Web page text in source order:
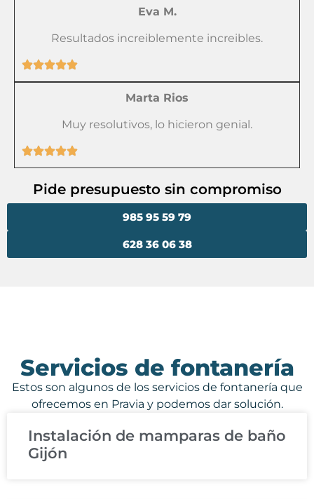
Eva M.
Resultados increiblemente increibles.
Marta Rios
Muy resolutivos, lo hicieron genial.
Pide presupuesto sin compromiso
628 36 06 38
985 95 59 79
Servicios de fontanería
Estos son algunos de los servicios de fontanería que
ofrecemos en Pravia y podemos dar solución.
Instalación de mamparas de baño
Gijón